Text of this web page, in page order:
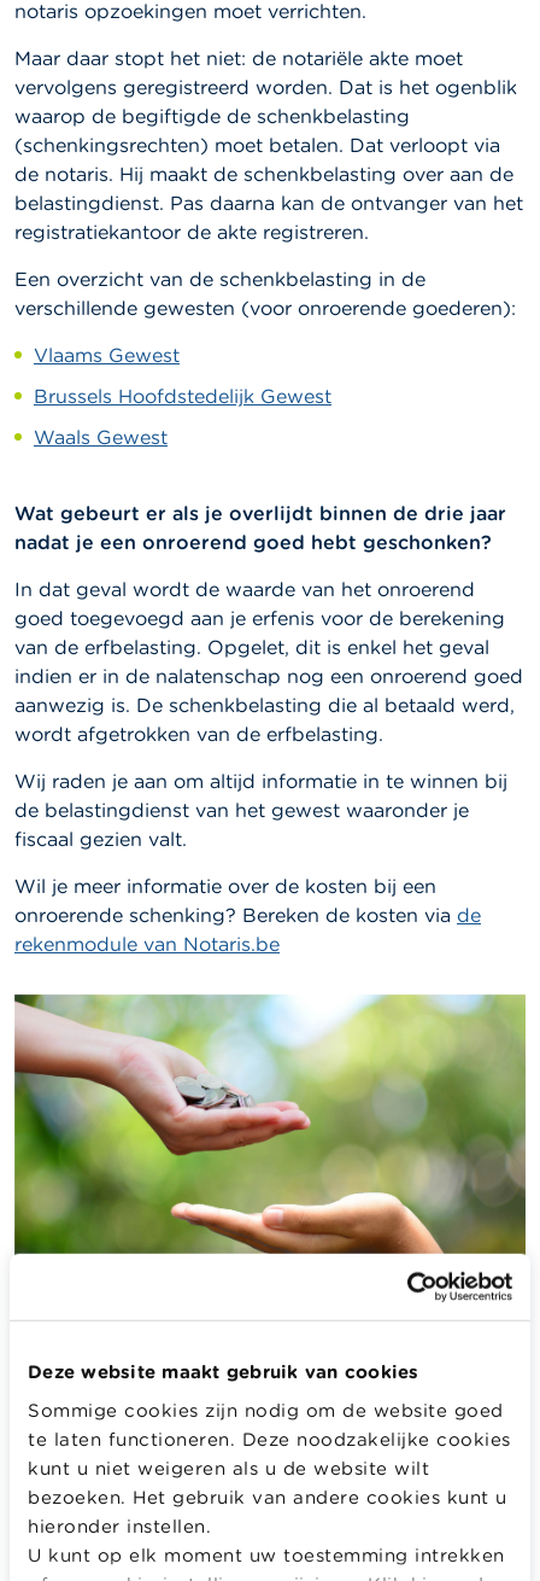
Deze website maakt gebruik van cookies
Sommige cookies zijn nodig om de website goed
te laten functioneren. Deze noodzakelijke cookies
kunt u niet weigeren als u de website wilt
bezoeken. Het gebruik van andere cookies kunt u
hieronder instellen.
U kunt op elk moment uw toestemming intrekken
notaris opzoekingen moet verrichten.
Maar daar stopt het niet: de notariële akte moet
vervolgens geregistreerd worden. Dat is het ogenblik
waarop de begiftigde de schenkbelasting
(schenkingsrechten) moet betalen. Dat verloopt via
de notaris. Hij maakt de schenkbelasting over aan de
belastingdienst. Pas daarna kan de ontvanger van het
registratiekantoor de akte registreren.
Een overzicht van de schenkbelasting in de
verschillende gewesten (voor onroerende goederen):
Vlaams Gewest
Brussels Hoofdstedelijk Gewest
Waals Gewest
Wat gebeurt er als je overlijdt binnen de drie jaar
nadat je een onroerend goed hebt geschonken?
In dat geval wordt de waarde van het onroerend
goed toegevoegd aan je erfenis voor de berekening
van de erfbelasting. Opgelet, dit is enkel het geval
indien er in de nalatenschap nog een onroerend goed
aanwezig is. De schenkbelasting die al betaald werd,
wordt afgetrokken van de erfbelasting.
Wij raden je aan om altijd informatie in te winnen bij
de belastingdienst van het gewest waaronder je
fiscaal gezien valt.
Wil je meer informatie over de kosten bij een
onroerende schenking? Bereken de kosten via de
rekenmodule van Notaris.be
Een roerend goed is een goed dat kan bewegen of
dat verplaatst kan worden: een auto, een tafel,
juwelen, een kunstwerk, een boek, geld enz.
Bij een schenking van roerende goederen: voor een
schenking van roerende goederen via een notariële
akte, geldt dezelfde procedure als voor onroerende